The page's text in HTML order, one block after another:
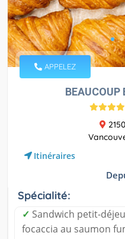
APPELEZ
BEAUCOUP
Itinéraires
Spécialité:
✓ Sandwich petit-
focaccia au saumon